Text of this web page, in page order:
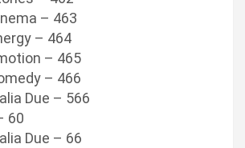
– 463
– 464
– 465
– 466
Due – 566
60
Due – 66